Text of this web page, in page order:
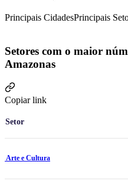
Principais CidadesPrincipais
Setores com o maior
Amazonas
Copiar link
Setor
Arte e Cultura